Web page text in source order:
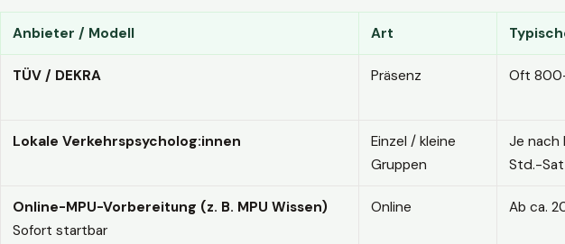
Anbieter / Modell Art
TÜV / DEKRA Präsenz Oft
Lokale Verkehrspsycholog:innen
Einzel / kleine
Gruppen
Je nach
Std.-
Online-MPU-Vorbereitung (z. B. MPU Wissen)
Sofort startbar
Online Ab ca.